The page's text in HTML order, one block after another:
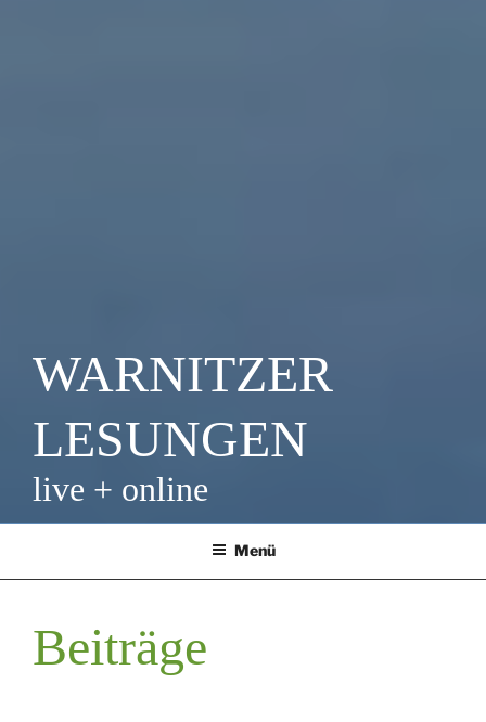
WARNITZER
LESUNGEN
live + online
Menü
Beiträge